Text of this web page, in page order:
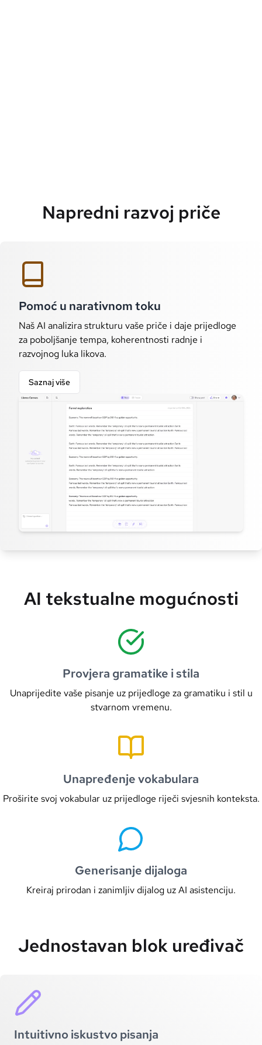
Napredni razvoj priče
Pomoć u narativnom toku
Naš AI analizira strukturu vaše priče i daje prijedloge
za poboljšanje tempa, koherentnosti radnje i
razvojnog luka likova.
Saznaj više
AI tekstualne mogućnosti
Provjera gramatike i stila
Unaprijedite vaše pisanje uz prijedloge za gramatiku i stil u
stvarnom vremenu.
Unapređenje vokabulara
Proširite svoj vokabular uz prijedloge riječi svjesnih konteksta.
Generisanje dijaloga
Kreiraj prirodan i zanimljiv dijalog uz AI asistenciju.
Jednostavan blok uređivač
Intuitivno iskustvo pisanja